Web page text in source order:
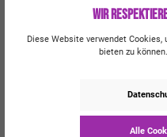
Wir
Diese Website verwendet
bieten zu
Alle